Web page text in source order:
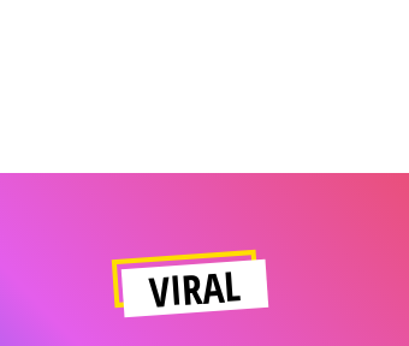
VIRAL